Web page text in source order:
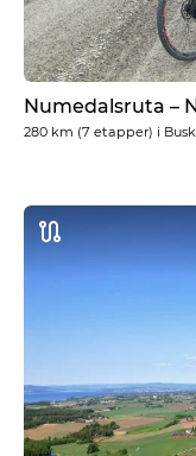
Numedalsruta –
280 km (7 etapper) i